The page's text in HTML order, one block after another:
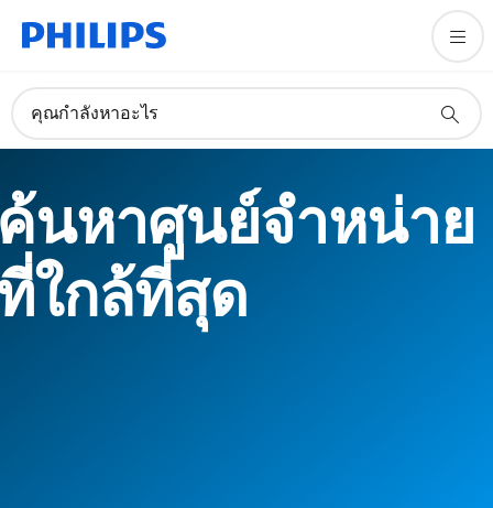
คุณกำลังหาอะไร
นหาศูนย์จำหน่าย
ใกล้ที่สุด